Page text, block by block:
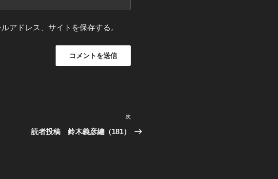
アドレス、サイトを保存する。
次
の
次
読者投稿 鈴木義彦編（181）